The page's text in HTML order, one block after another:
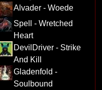
Alvader - Woede
Spell - Wretched
Heart
DevilDriver - Strike
And Kill
Gladenfold -
Soulbound